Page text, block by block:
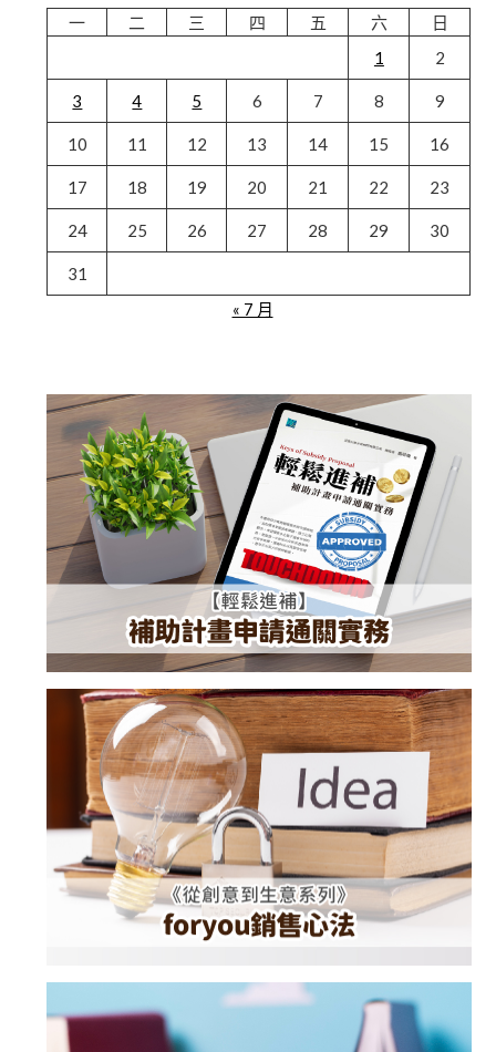
一 二 三 四 五 六
日
1
2
3 4 5 6 7 8 9
10 11 12 13 14 15 16
17 18 19 20 21 22 23
24 25 26 27 28 29 30
31
« 7 月